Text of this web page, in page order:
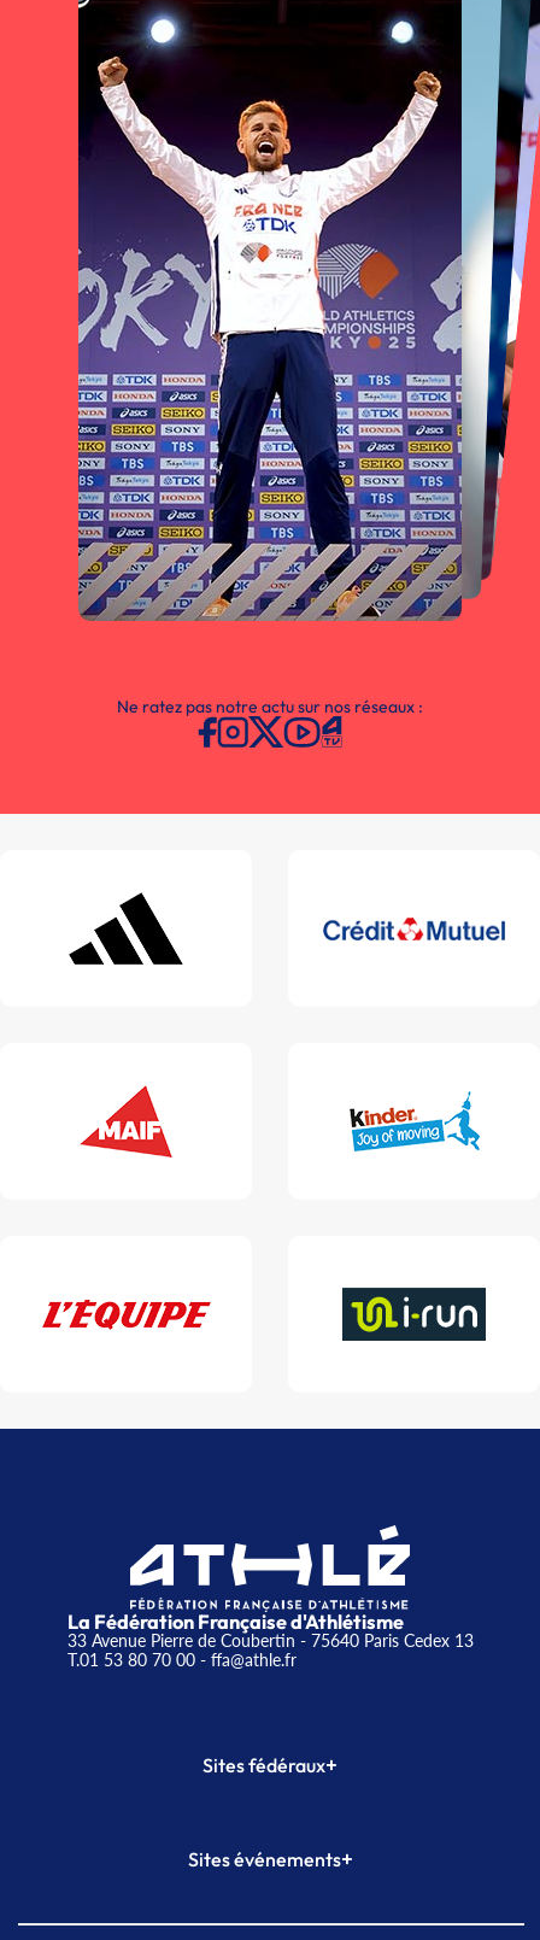
Ne ratez pas notre actu sur nos réseaux :
La Fédération Française d'Athlétisme
33 Avenue Pierre de Coubertin - 75640 Paris Cedex 13
T.01 53 80 70 00- ffa@athle.fr
Sites fédéraux+
Plateforme Formation
Sites événements+
Meeting de Paris indoor